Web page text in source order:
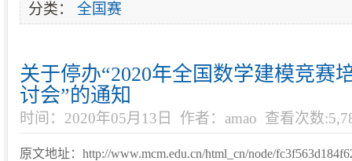
分类： 全国赛
关于停办“2020年全国数学建模竞赛
讨会”的通知
时间：2020年05月13日 作者：amao 查看次数
原文地址：http://www.mcm.edu.cn/html_cn/node/